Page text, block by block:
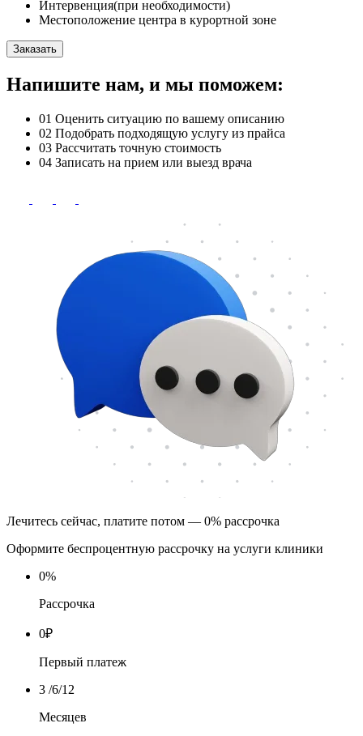
Интервенция(при необходимости)
Местоположение центра в курортной зоне
Заказать
Напишите нам, и мы поможем:
01 Оценить ситуацию по вашему описанию
02 Подобрать подходящую услугу из прайса
03 Рассчитать точную стоимость
04 Записать на прием или выезд врача
Лечитесь сейчас, платите потом — 0% рассрочка
Оформите беспроцентную рассрочку на услуги клиники
0%
Рассрочка
0₽
Первый платеж
3 /6/12
Месяцев